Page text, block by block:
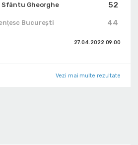
Sfântu Gheorghe
52
44
Bucureşti
27.04.2022 09:00
Vezi mai multe rezultate